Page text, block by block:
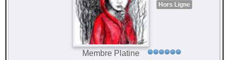
Hors Ligne
Membre Platine